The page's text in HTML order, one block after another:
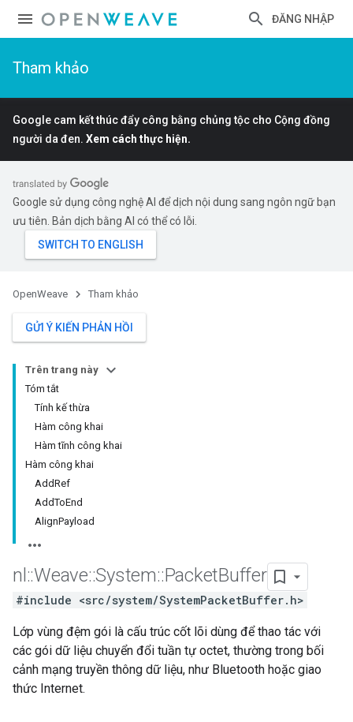
ĐĂNG NHẬP
Tham khảo
Google cam kết thúc đẩy công bằng chủng tộc cho Cộng đồng
người da đen. Xem cách thực hiện.
Google sử dụng công nghệ AI để dịch nội dung sang ngôn ngữ bạn
ưu tiên. Bản dịch bằng AI có thể có lỗi.
OpenWeave Tham khảo
GỬI Ý KIẾN PHẢN HỒI
Trên trang này
Tóm tắt
Tính kế thừa
Hàm công khai
Hàm tĩnh công khai
Hàm công khai
AddRef
AddToEnd
AlignPayload
nl ::Weave::System::PacketBuffer
#include <src/system/SystemPacketBuffer.h>
Lớp vùng đệm gói là cấu trúc cốt lõi dùng để thao tác với
các gói dữ liệu chuyển đổi tuần tự octet, thường trong bối
cảnh mạng truyền thông dữ liệu, như Bluetooth hoặc giao
thức Internet.